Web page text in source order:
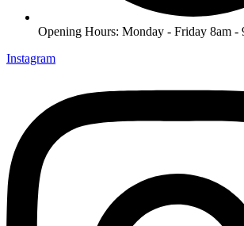
Opening Hours: Monday - Friday 8am -
Instagram